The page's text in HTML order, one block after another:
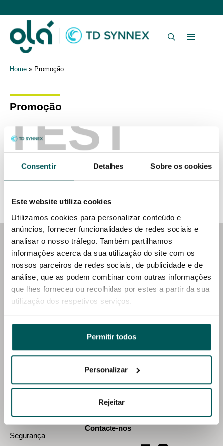
TEST
Consentir Detalhes Sobre os cookies
Este website utiliza cookies
Utilizamos cookies para personalizar conteúdo e
anúncios, fornecer funcionalidades de redes sociais e
analisar o nosso tráfego. Também partilhamos
informações acerca da sua utilização do site com os
nossos parceiros de redes sociais, de publicidade e de
análise, que as podem combinar com outras informações
que lhes forneceu ou recolhidas por estes a partir da sua
utilização dos respetivos serviços.
Permitir todos
Personalizar
Rejeitar
Home » Promoção
Promoção
Não existem conteúdos ainda
Fabricantes
Quem somos?
Compromisso Social
Agenda
On Demand
Notícias corporativas
AI
Audiovisuais
Periféricos
Segurança
Av. D. João II Lote 1.07.2.1 Piso 1 Ala A
1998-014 Lisboa, Portugal
Contacte-nos